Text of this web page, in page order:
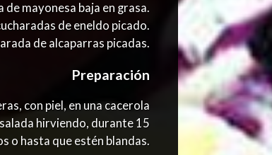
de mayonesa baja en grasa.
de eneldo picado.
de alcaparras picadas.
Preparación
con piel, en una cacerola
hirviendo, durante 15
o hasta que estén blandas.